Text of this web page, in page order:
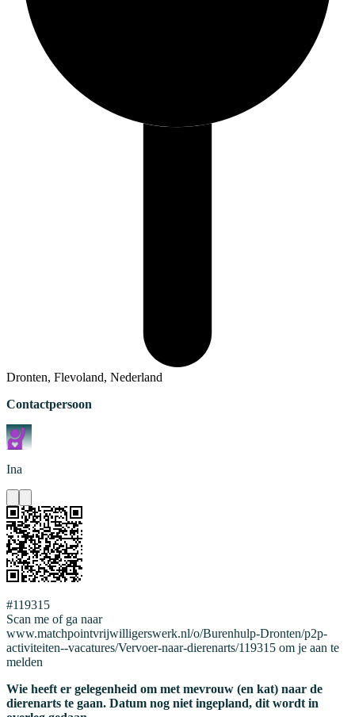
Dronten, Flevoland, Nederland
Contactpersoon
Ina
#119315
Scan me of ga naar
www.matchpointvrijwilligerswerk.nl/o/Burenhulp-Dronten/p2p-
activiteiten--vacatures/Vervoer-naar-dierenarts/119315 om je aan te
melden
Wie heeft er gelegenheid om met mevrouw (en kat) naar de
dierenarts te gaan. Datum nog niet ingepland, dit wordt in